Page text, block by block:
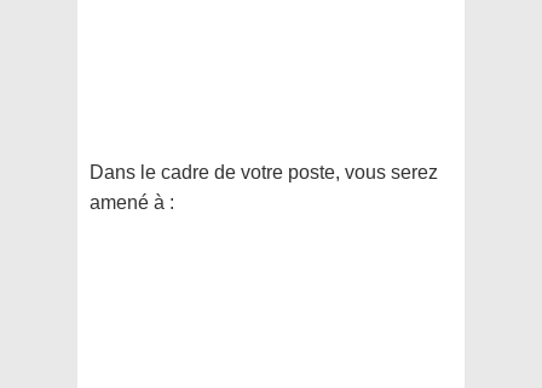
Dans le cadre de votre poste, vous serez
amené à :